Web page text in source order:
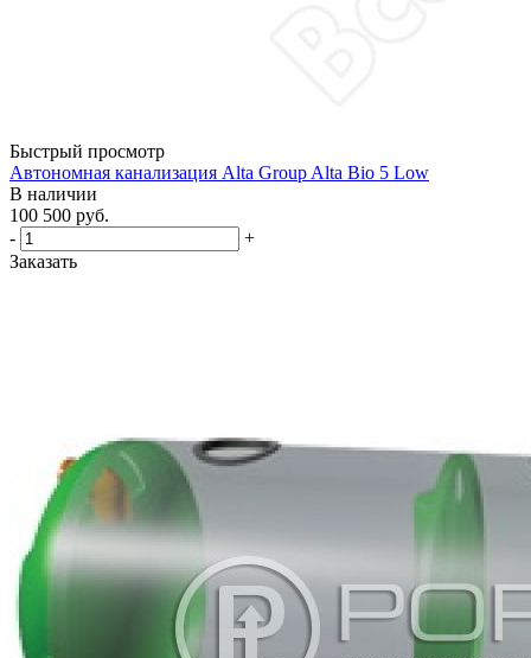
Быстрый просмотр
Автономная канализация Alta Group Alta Bio 5 Low
В наличии
100 500 руб.
-
+
Заказать